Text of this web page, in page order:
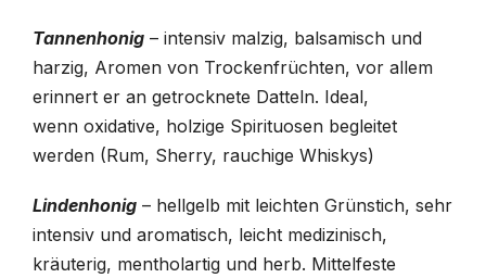
Tannenhonig – intensiv malzig, balsamisch und
harzig, Aromen von Trockenfrüchten, vor allem
erinnert er an getrocknete Datteln. Ideal,
wenn oxidative, holzige Spirituosen begleitet
werden (Rum, Sherry, rauchige Whiskys)
Lindenhonig – hellgelb mit leichten Grünstich, sehr
intensiv und aromatisch, leicht medizinisch,
kräuterig, mentholartig und herb. Mittelfeste